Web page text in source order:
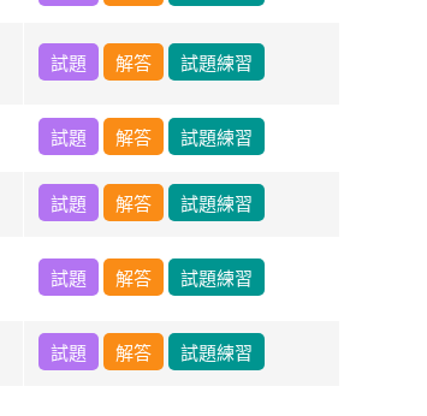
試題 解答 試題練習
試題 解答 試題練習
試題 解答 試題練習
試題 解答 試題練習
試題 解答 試題練習